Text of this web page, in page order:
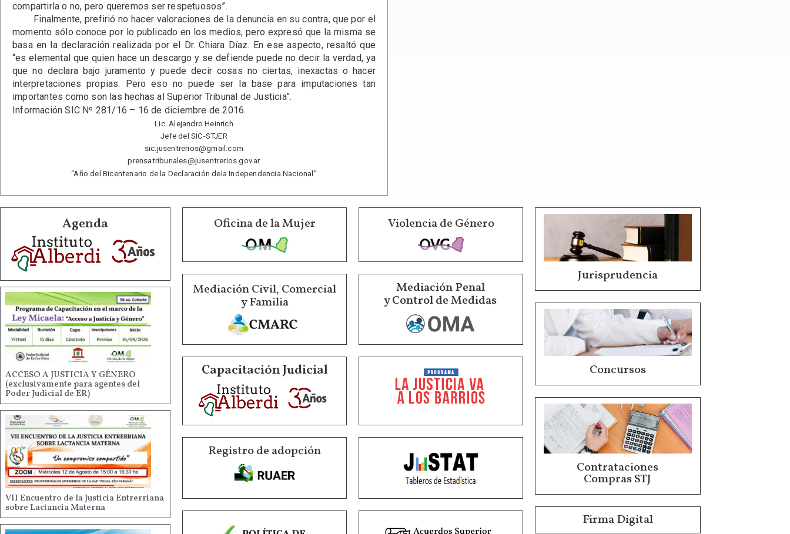
compartirla o no, pero queremos ser respetuosos”.
Finalmente, prefirió no hacer valoraciones de la denuncia en su contra, que por el
momento sólo conoce por lo publicado en los medios, pero expresó que la misma se
basa en la declaración realizada por el Dr. Chiara Díaz. En ese aspecto, resaltó que
“es elemental que quien hace un descargo y se defiende puede no decir la verdad, ya
que no declara bajo juramento y puede decir cosas no ciertas, inexactas o hacer
interpretaciones propias. Pero eso no puede ser la base para imputaciones tan
importantes como son las hechas al Superior Tribunal de Justicia”.
Información SIC Nº 281/16 – 16 de diciembre de 2016.
Lic. Alejandro Heinrich
Jefe del SIC-STJER
sic.jusentrerios@gmail.com
prensatribunales@jusentrerios.gov.ar
“Año del Bicentenario de la Declaración dela Independencia Nacional”
Agenda
ACCESO A JUSTICIA Y GÉNERO
(exclusivamente para agentes del
Poder Judicial de ER)
VII Encuentro de la Justicia Entrerriana
sobre Lactancia Materna
Oficina de la Mujer Violencia de Género
Mediación Civil, Comercial
y Familia
Mediación Penal
y Control de Medidas
Capacitación Judicial
Registro de adopción
Jurisprudencia
Concursos
Contrataciones
Compras STJ
Firma Digital